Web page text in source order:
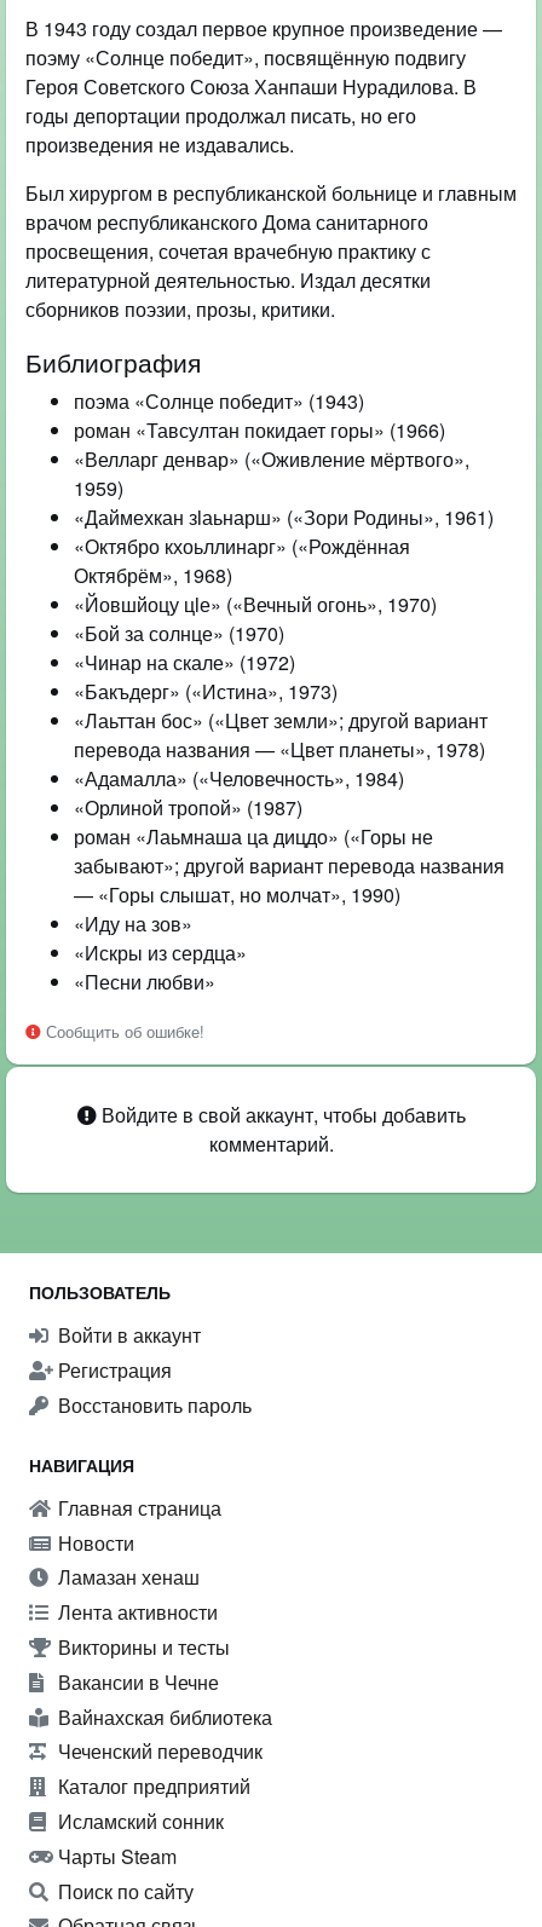
В 1943 году создал первое крупное произведение —
поэму «Солнце победит», посвящённую подвигу
Героя Советского Союза Ханпаши Нурадилова. В
годы депортации продолжал писать, но его
произведения не издавались.
Был хирургом в республиканской больнице и главным
врачом республиканского Дома санитарного
просвещения, сочетая врачебную практику с
литературной деятельностью. Издал десятки
сборников поэзии, прозы, критики.
Библиография
поэма «Солнце победит» (1943)
роман «Тавсултан покидает горы» (1966)
«Велларг денвар» («Оживление мёртвого»,
1959)
«Даймехкан зӏаьнарш» («Зори Родины», 1961)
«Октябро кхоьллинарг» («Рождённая
Октябрём», 1968)
«Йовшйоцу цӏе» («Вечный огонь», 1970)
«Бой за солнце» (1970)
«Чинар на скале» (1972)
«Бакъдерг» («Истина», 1973)
«Лаьттан бос» («Цвет земли»; другой вариант
перевода названия — «Цвет планеты», 1978)
«Адамалла» («Человечность», 1984)
«Орлиной тропой» (1987)
роман «Лаьмнаша ца дицдо» («Горы не
забывают»; другой вариант перевода названия
— «Горы слышат, но молчат», 1990)
«Иду на зов»
«Искры из сердца»
«Песни любви»
Сообщить об ошибке!
Войдите в свой аккаунт, чтобы добавить
комментарий.
ПОЛЬЗОВАТЕЛЬ
Войти в аккаунт
Регистрация
Восстановить пароль
НАВИГАЦИЯ
Главная страница
Новости
Ламазан хенаш
Лента активности
Викторины и тесты
Вакансии в Чечне
Вайнахская библиотека
Чеченский переводчик
Каталог предприятий
Исламский сонник
Чарты Steam
Поиск по сайту